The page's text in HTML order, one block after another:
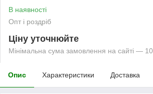
В наявності
Опт і роздріб
Ціну уточнюйте
Мінімальна сума замовлення на сайті —
Опис Характеристики Доставка